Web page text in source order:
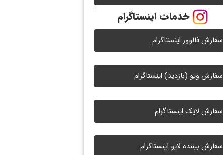
خدمات اینستاگرام
سفارش فالوور اینستاگرام
سفارش ویو (بازدید) اینستاگرام
سفارش لایک اینستاگرام
سفارش بیننده لایو اینستاگرام